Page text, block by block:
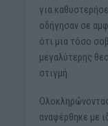
για
οδήγησαν σε
ότι μια τόσο
μεγαλύτερης
στιγμή.
αναφέρθηκε με